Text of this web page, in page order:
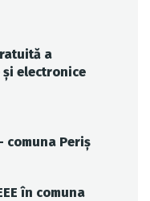
a
electronice
comuna Periș
în comuna